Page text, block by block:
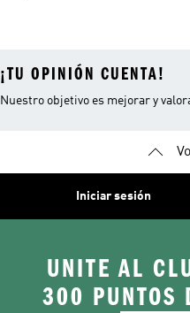
¡TU OPINIÓN CUENTA!
Nuestro objetivo es mejorar y
Iniciar sesión
UNITE AL
300 PUNTOS